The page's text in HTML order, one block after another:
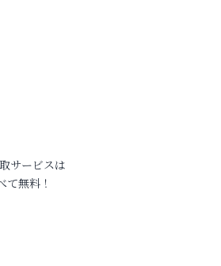
サービスは
て無料！